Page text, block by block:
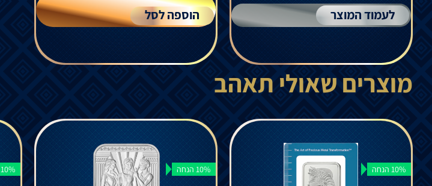
לעמוד המוצר הוספה לסל
מוצרים שאולי תאהב
10% הנחה 10% הנחה 10% הנחה